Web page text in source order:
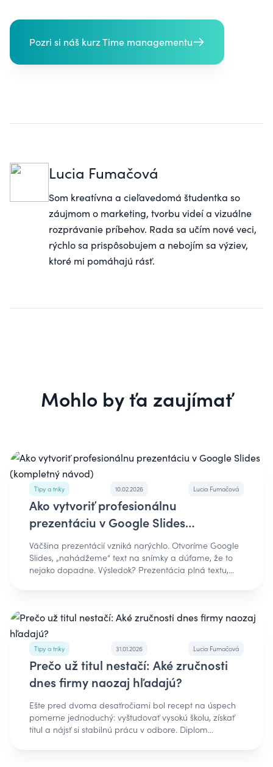
Pozri si náš kurz Time managementu
Lucia Fumačová
Som kreatívna a cieľavedomá študentka so
záujmom o marketing, tvorbu videí a vizuálne
rozprávanie príbehov. Rada sa učím nové veci,
rýchlo sa prispôsobujem a nebojím sa výziev,
ktoré mi pomáhajú rásť.
Mohlo by ťa zaujímať
Tipy a triky 10.02.2026 Lucia Fumačová
Ako vytvoriť profesionálnu
prezentáciu v Google Slides
(kompletný návod)
Väčšina prezentácií vzniká narýchlo. Otvoríme Google
Slides, „nahádžeme“ text na snímky a dúfame, že to
nejako dopadne. Výsledok? Prezentácia plná textu,
viete, ako na to. Tento návod vás krok za krokom
prevedie tým, ako vytvoriť prezentáciu, ktorá vyzerá
profesionálne, šetrí čas a pomáha presvedčiť
publikum. Stručná odpoveď (pre rýchle
riešenie)“Profesionálna prezentácia v Google Slides
stojí na troch veciach: správnej predlohe,
minimalistickom dizajne a prepojení s Google
ekosystémom. Menej textu, viac vizuálov a jasná
pointa na každom slajde.” Prečo používať Google
Slides ako profesionálGoogle Slides nie sú len
Tipy a triky 31.01.2026 Lucia Fumačová
Prečo už titul nestačí: Aké zručnosti
dnes firmy naozaj hľadajú?
Ešte pred dvoma desaťročiami bol recept na úspech
pomerne jednoduchý: vyštudovať vysokú školu, získať
titul a nájsť si stabilnú prácu v odbore. Diplom